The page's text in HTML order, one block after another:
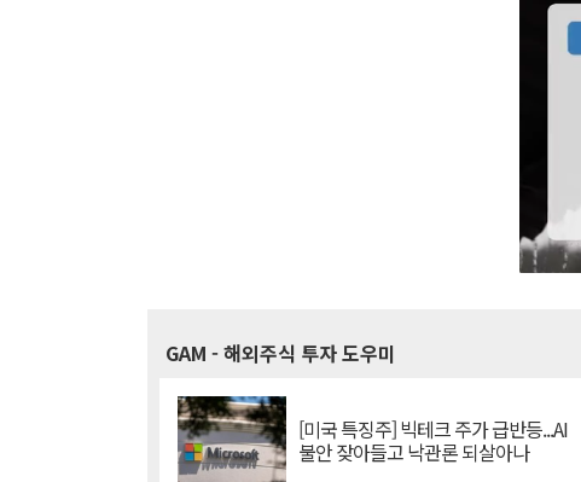
GAM - 해외주식 투자 도우미
[미국 특징주] 빅테크 주가 급반등...AI
불안 잦아들고 낙관론 되살아나